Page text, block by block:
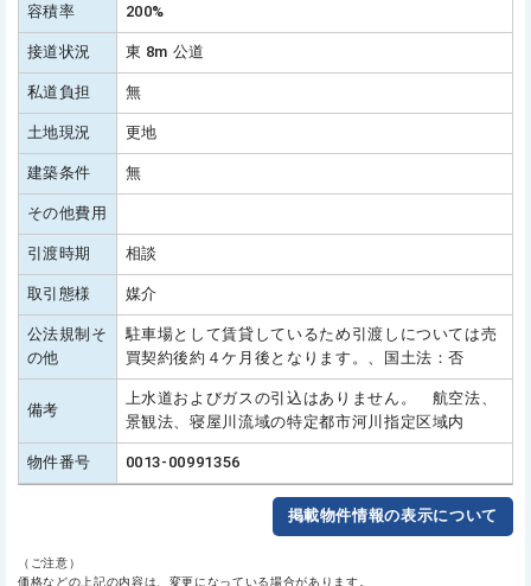
容積率 200%
接道状況 東 8m 公道
私道負担 無
土地現況 更地
建築条件 無
その他費用
引渡時期 相談
取引態様 媒介
公法規制そ
の他
駐車場として賃貸しているため引渡しについては売
買契約後約４ケ月後となります。、国土法：否
備考
上水道およびガスの引込はありません。 航空法、
景観法、寝屋川流域の特定都市河川指定区域内
物件番号 0013-00991356
掲載物件情報の表示について
（ご注意）
価格などの上記の内容は、変更になっている場合があります。